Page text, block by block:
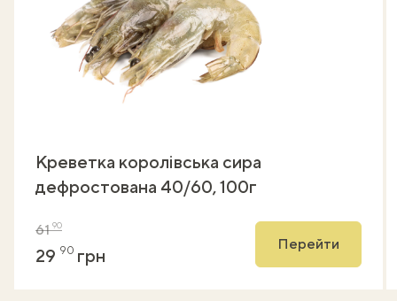
Креветка королівська сира
дефростована 40/60, 100г
6190
29 90 грн
Перейти